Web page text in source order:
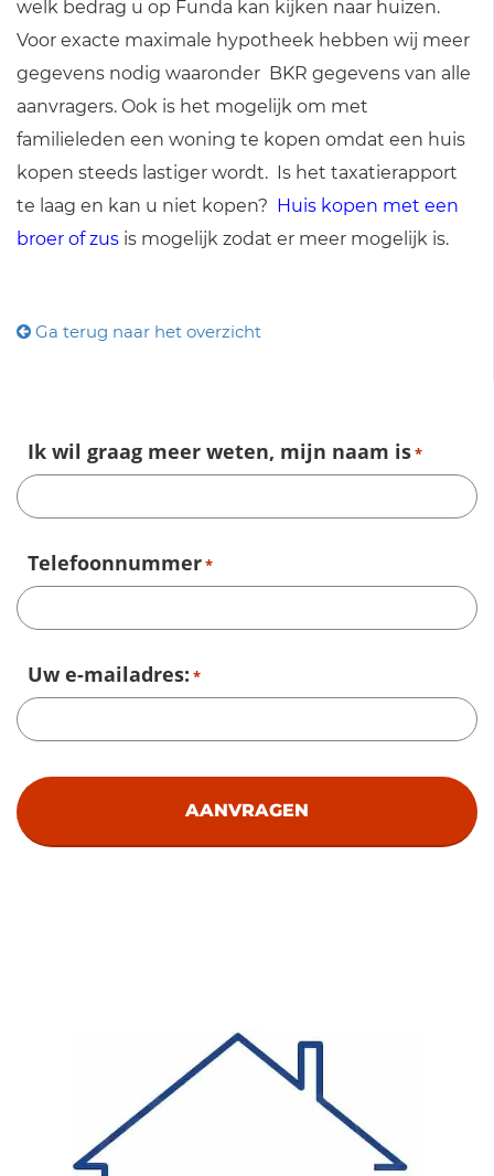
welk bedrag u op Funda kan kijken naar huizen.
Voor exacte maximale hypotheek hebben wij meer
gegevens nodig waaronder BKR gegevens van alle
aanvragers. Ook is het mogelijk om met
familieleden een woning te kopen omdat een huis
kopen steeds lastiger wordt. Is het taxatierapport
te laag en kan u niet kopen? Huis kopen met een
broer of zus is mogelijk zodat er meer mogelijk is.
Ga terug naar het overzicht
Ik wil graag meer weten, mijn naam is*
Telefoonnummer*
Uw e-mailadres: *